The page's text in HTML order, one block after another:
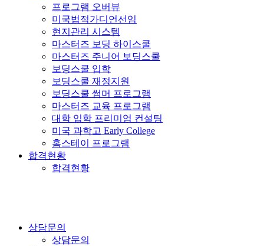
프로그램 오버뷰
미국법적가디언선임
현지관리 시스템
마스터즈 보딩 하이스쿨
마스터즈 주니어 보딩스쿨
보딩스쿨 입학
보딩스쿨 재정지원
보딩스쿨 썸머 프로그램
마스터즈 교육 프로그램
대학 입학 프리미엄 컨설팅
미국 과학고 Early College
홈스테이 프로그램
합격현황
합격현황
상담문의
상담문의